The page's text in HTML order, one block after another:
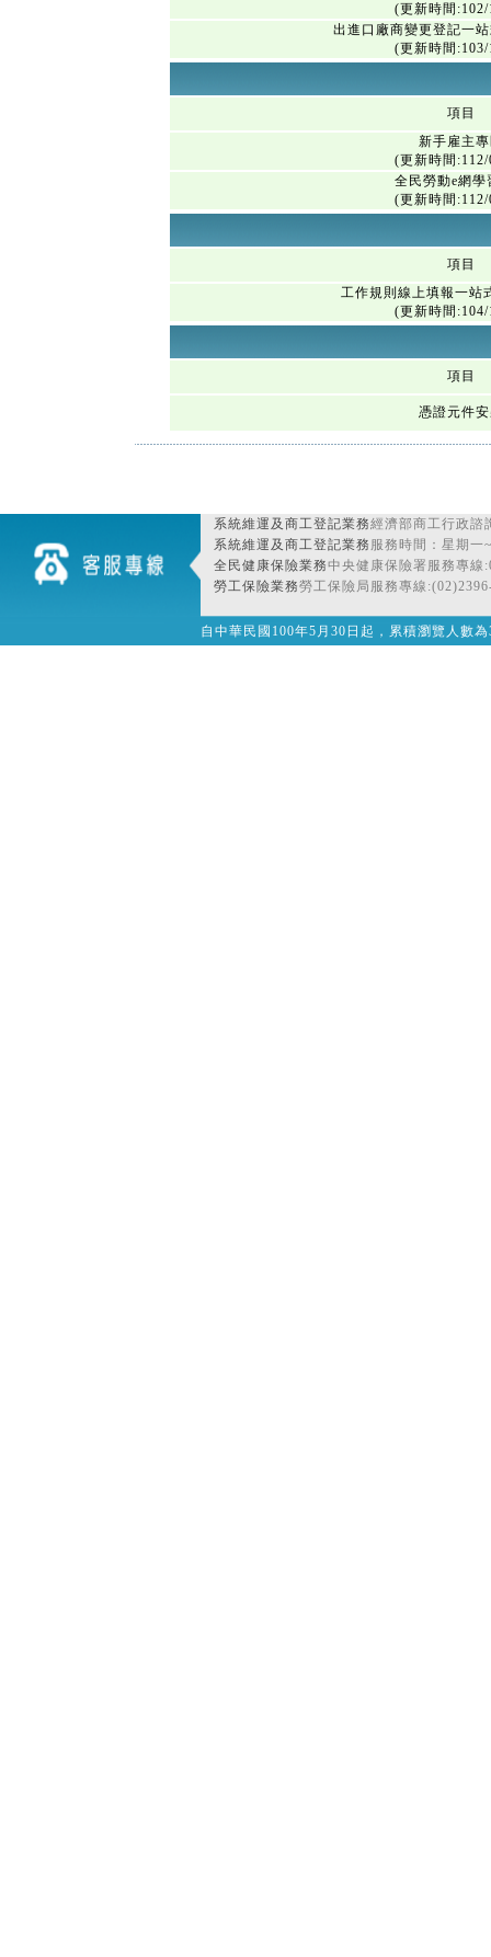
(更新時間
出進口廠商變更登記一
(更新時間
項目
新手雇主
(更新時間
全民勞動e網學
(更新時間
項目
工作規則線上填報一站
(更新時間
項目
憑證元件
系統維運及商工登記業務經濟部商工行
系統維運及商工登記業務 服務時間：星期一
全民健康保險業務中央健康保險署服務專線
勞工保險業務勞工保險局服務專線
自中華民國100年5月30日起，累積瀏覽人數